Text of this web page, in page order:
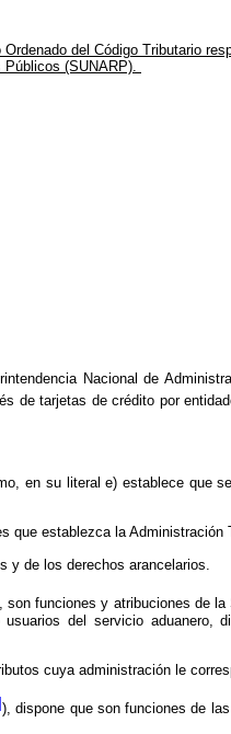
del Código Tributario
Públicos (SUNARP).
Nacional de
de tarjetas de crédito por
en su literal e) establece que
que establezca la Administración
y de los derechos arancelarios.
son funciones y atribuciones de la
del servicio aduanero,
cuya administración le
), dispone que son funciones de